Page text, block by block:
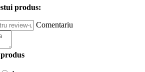
produs:
Comentariu